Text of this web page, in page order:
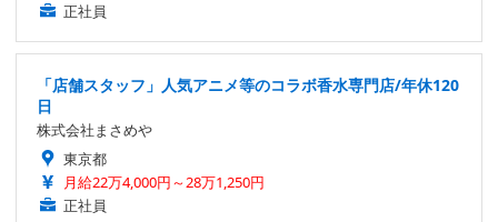
正社員
「店舗スタッフ」人気アニメ等のコラボ香水専門店/年休120
日
株式会社まさめや
東京都
月給22万4,000円～28万1,250円
正社員